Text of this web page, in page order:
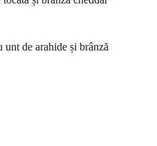
de arahide și brânză